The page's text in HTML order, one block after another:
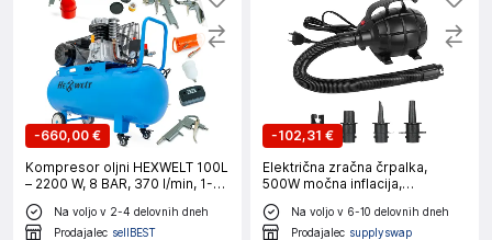
-660,00 €
Kompresor oljni HEXWELT 100L
– 2200 W, 8 BAR, 370 l/min, 1-
cilindrski
Na voljo v 2-4 delovnih dneh
Prodajalec sellBEST
-102,31 €
Električna zračna črpalka,
500W močna inflacija,
kompaktna in prenosna
zasnova, črna, EU
Na voljo v 6-10 delovnih dneh
Prodajalec supplyswap